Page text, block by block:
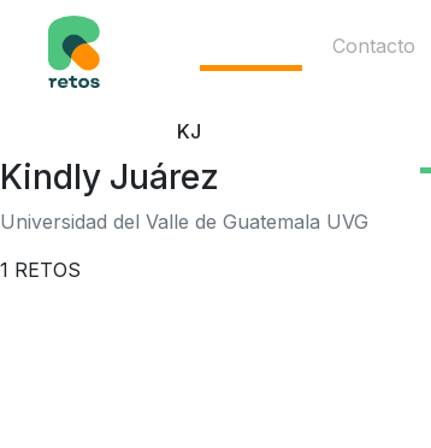
Contacto
KJ
Kindly Juárez
Universidad del Valle de Guatemala UVG
1 RETOS